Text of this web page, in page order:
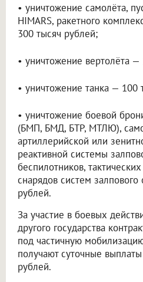
• уничтожение самолёта,
HIMARS, ракетного
300 тысяч рублей;
• уничтожение вертолёта
• уничтожение танка — 100
• уничтожение боевой
(БМП, БМД, БТР, МТЛЮ),
артиллерийской или
реактивной системы
беспилотников,
снарядов систем
рублей.
За участие в боевых
другого государства
под частичную
получают суточные
рублей.